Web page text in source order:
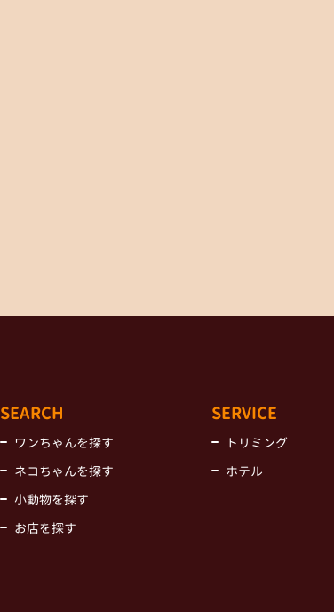
SEARCH
ワンちゃんを探す
ネコちゃんを探す
小動物を探す
お店を探す
SERVICE
トリミング
ホテル